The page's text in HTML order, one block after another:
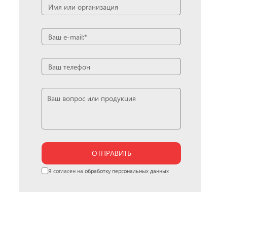
ОТПРАВИТЬ
Я согласен на обработку персональных данных